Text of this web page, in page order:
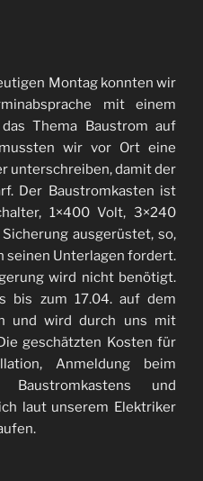
Montag konnten wir
mit einem
Thema Baustrom auf
wir vor Ort eine
unterschreiben, damit der
Der Baustromkasten ist
1×400 Volt, 3×240
ausgerüstet, so,
seinen Unterlagen fordert.
wird nicht benötigt.
bis zum 17.04. auf dem
und wird durch uns mit
geschätzten Kosten für
Anmeldung beim
und
laut unserem Elektriker